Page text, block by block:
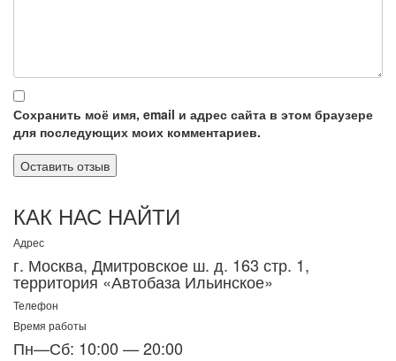
Сохранить моё имя, email и адрес сайта в этом браузере
для последующих моих комментариев.
КАК НАС НАЙТИ
Адрес
г. Москва, Дмитровское ш. д. 163 стр. 1,
территория «Автобаза Ильинское»
Телефон
Время работы
Пн—Сб: 10:00 — 20:00